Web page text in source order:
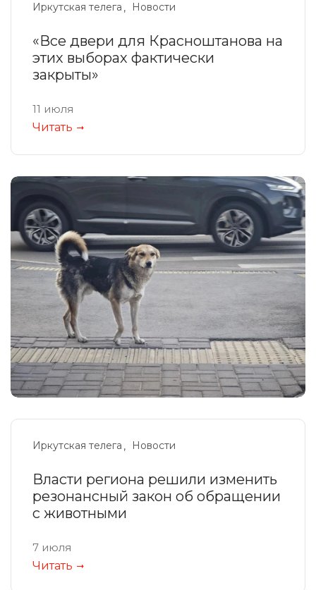
Иркутская телега Новости
«Все двери для Красноштанова на
этих выборах фактически
закрыты»
11 июля
Читать
Иркутская телега Новости
Власти региона решили изменить
резонансный закон об обращении
с животными
7 июля
Читать